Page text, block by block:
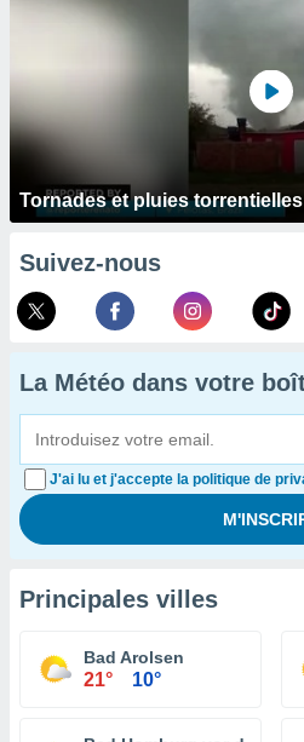
Tornades et pluies
Suivez-nous
La Météo dans votre
J'ai lu et j'accepte la politique de
Principales villes
Bad Arolsen
21° 10°